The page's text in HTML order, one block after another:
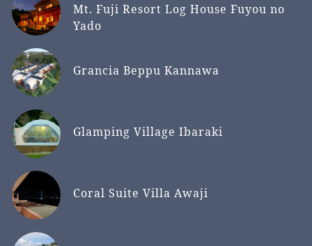
Mt. Fuji Resort Log House Fuyou no
Yado
Grancia Beppu Kannawa
Glamping Village Ibaraki
Coral Suite Villa Awaji